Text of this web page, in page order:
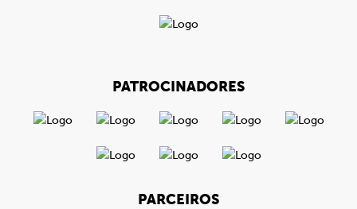
PATROCINADORES
PARCEIROS